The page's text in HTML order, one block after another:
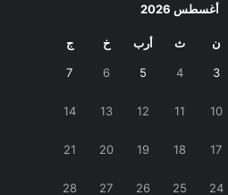
أغسطس 2026
ن ث أرب خ ج
3
4
5
6
7
10
11
12
13
14
17
18
19
20
21
24
25
26
27
28